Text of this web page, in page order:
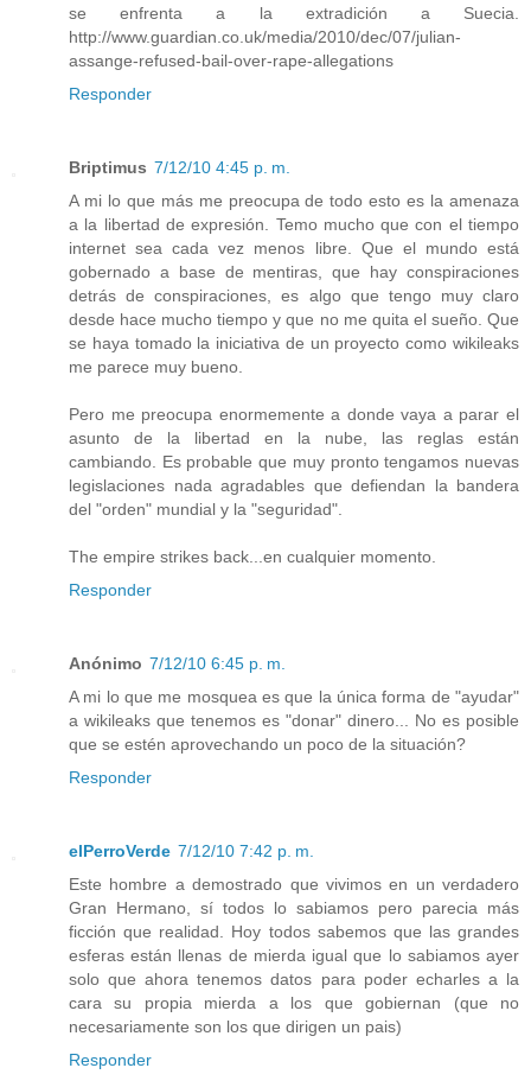
se enfrenta a la extradición a Suecia.
http://www.guardian.co.uk/media/2010/dec/07/julian-
assange-refused-bail-over-rape-allegations
Responder
Briptimus 7/12/10 4:45 p. m.
A mi lo que más me preocupa de todo esto es la amenaza
a la libertad de expresión. Temo mucho que con el tiempo
internet sea cada vez menos libre. Que el mundo está
gobernado a base de mentiras, que hay conspiraciones
detrás de conspiraciones, es algo que tengo muy claro
desde hace mucho tiempo y que no me quita el sueño. Que
se haya tomado la iniciativa de un proyecto como wikileaks
me parece muy bueno.
Pero me preocupa enormemente a donde vaya a parar el
asunto de la libertad en la nube, las reglas están
cambiando. Es probable que muy pronto tengamos nuevas
legislaciones nada agradables que defiendan la bandera
del "orden" mundial y la "seguridad".
The empire strikes back...en cualquier momento.
Responder
Anónimo 7/12/10 6:45 p. m.
A mi lo que me mosquea es que la única forma de "ayudar"
a wikileaks que tenemos es "donar" dinero... No es posible
que se estén aprovechando un poco de la situación?
Responder
elPerroVerde 7/12/10 7:42 p. m.
Este hombre a demostrado que vivimos en un verdadero
Gran Hermano, sí todos lo sabiamos pero parecia más
ficción que realidad. Hoy todos sabemos que las grandes
esferas están llenas de mierda igual que lo sabiamos ayer
solo que ahora tenemos datos para poder echarles a la
cara su propia mierda a los que gobiernan (que no
necesariamente son los que dirigen un pais)
Responder